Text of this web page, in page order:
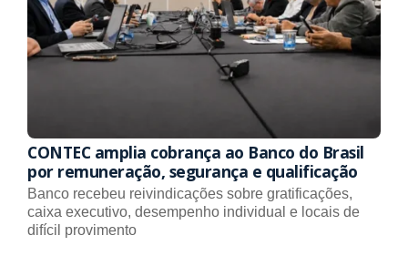
CONTEC amplia cobrança ao Banco do Brasil
por remuneração, segurança e qualificação
Banco recebeu reivindicações sobre gratificações,
caixa executivo, desempenho individual e locais de
difícil provimento